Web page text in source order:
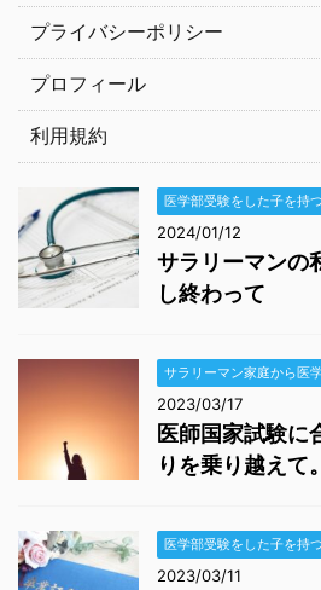
プライバシーポリシー
プロフィール
利用規約
医学部受験をした子を持
2024/01/12
サラリーマンの
し終わって
サラリーマン家庭から医
2023/03/17
医師国家試験に
りを乗り越えて。
医学部受験をした子を持
2023/03/11